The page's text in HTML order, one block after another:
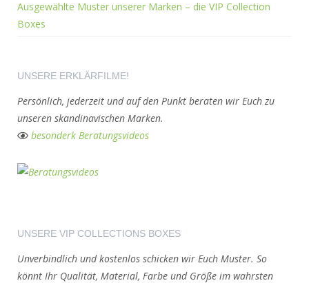
Ausgewählte Muster unserer Marken – die VIP Collection
Boxes
UNSERE ERKLÄRFILME!
Persönlich, jederzeit und auf den Punkt beraten wir Euch zu
unseren skandinavischen Marken.
besonderk Beratungsvideos
UNSERE VIP COLLECTIONS BOXES
Unverbindlich und kostenlos schicken wir Euch Muster. So
könnt Ihr Qualität, Material, Farbe und Größe im wahrsten